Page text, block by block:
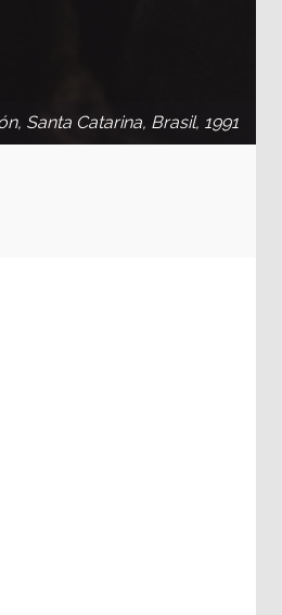
Santa Catarina, Brasil, 1991